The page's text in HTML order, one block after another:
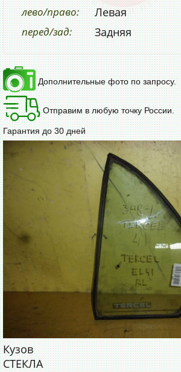
лево/право: Левая
перед/зад: Задняя
Дополнительные фото по запросу.
Отправим в любую точку России.
Гарантия до 30 дней
Кузов
СТЕКЛА